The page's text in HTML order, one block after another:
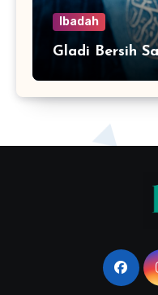
Ibadah
Gladi Bersih